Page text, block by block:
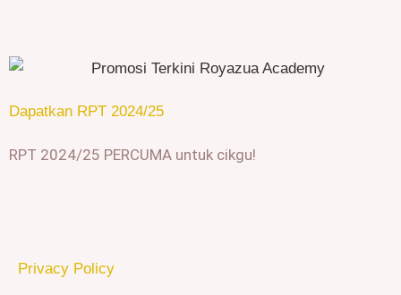
Dapatkan RPT 2024/25
RPT 2024/25 PERCUMA untuk cikgu!
Privacy Policy